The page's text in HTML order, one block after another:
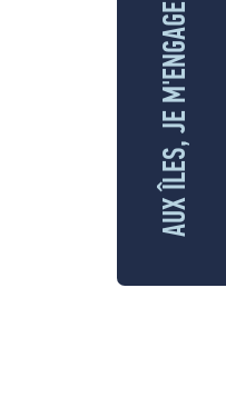
AUX ÎLES, JE M'ENGAGE